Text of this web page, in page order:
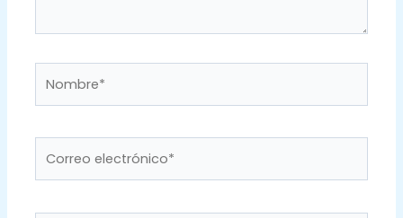
electrónico*